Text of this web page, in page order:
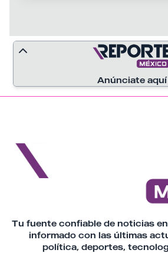
delincuencia organizada y
desarticulación de
que operan en la entidad.
Anúnciate aquí
Tu fuente confiable de noticias
informado con las últimas
política, deportes,